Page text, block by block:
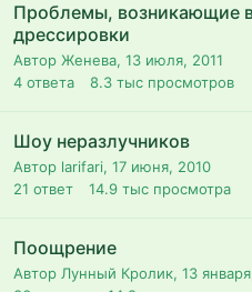
Проблемы, возникающие
дрессировки
Автор Женева, 13 июля, 2011
4 ответа 8.3 тыс просмотров
Шоу неразлучников
Автор larifari, 17 июня, 2010
21 ответ 14.9 тыс просмотра
Поощрение
Автор Лунный Кролик, 13